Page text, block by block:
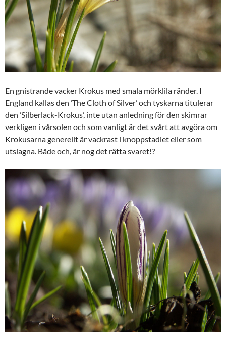
En gnistrande vacker Krokus med smala mörklila ränder. I
England kallas den ’The Cloth of Silver’ och tyskarna titulerar
den ’Silberlack-Krokus’, inte utan anledning för den skimrar
verkligen i vårsolen och som vanligt är det svårt att avgöra om
Krokusarna generellt är vackrast i knoppstadiet eller som
utslagna. Både och, är nog det rätta svaret!?